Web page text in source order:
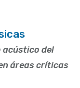
acústico del
áreas críticas